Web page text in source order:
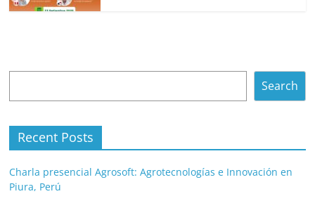
Search
Recent Posts
Charla presencial Agrosoft: Agrotecnologías e Innovación en
Piura, Perú